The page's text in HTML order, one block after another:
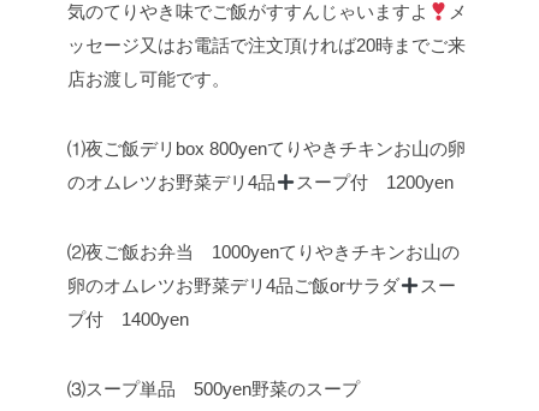
気のてりやき味でご飯がすすんじゃいますよ
メ
ッセージ又はお電話で注文頂ければ20時までご来
店お渡し可能です。
⑴夜ご飯デリbox 800yenてりやきチキンお山の卵
のオムレツお野菜デリ4品 スープ付 1200yen
⑵夜ご飯お弁当 1000yenてりやきチキンお山の
卵のオムレツお野菜デリ4品ご飯orサラダ
スー
プ付 1400yen
⑶スープ単品 500yen野菜のスープ